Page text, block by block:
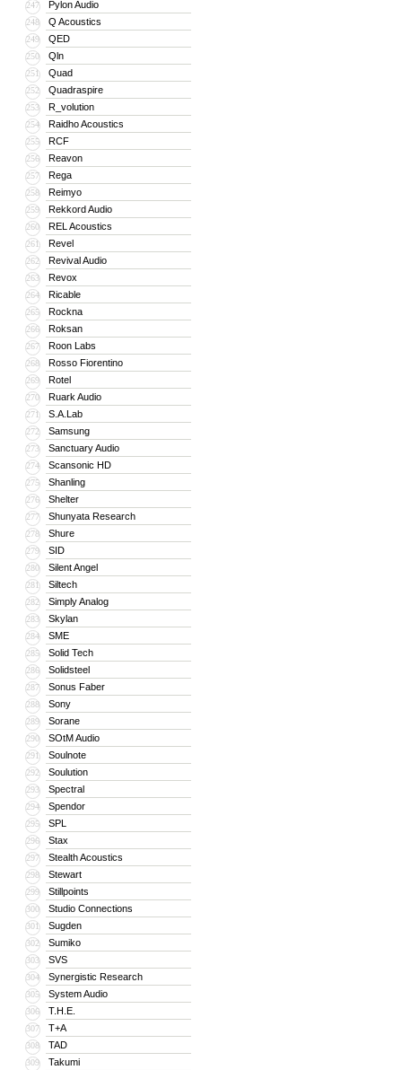
247 Pylon Audio
248 Q Acoustics
249 QED
250 Qln
251 Quad
252 Quadraspire
253 R_volution
254 Raidho Acoustics
255 RCF
256 Reavon
257 Rega
258 Reimyo
259 Rekkord Audio
260 REL Acoustics
261 Revel
262 Revival Audio
263 Revox
264 Ricable
265 Rockna
266 Roksan
267 Roon Labs
268 Rosso Fiorentino
269 Rotel
270 Ruark Audio
271 S.A.Lab
272 Samsung
273 Sanctuary Audio
274 Scansonic HD
275 Shanling
276 Shelter
277 Shunyata Research
278 Shure
279 SID
280 Silent Angel
281 Siltech
282 Simply Analog
283 Skylan
284 SME
285 Solid Tech
286 Solidsteel
287 Sonus Faber
288 Sony
289 Sorane
290 SOtM Audio
291 Soulnote
292 Soulution
293 Spectral
294 Spendor
295 SPL
296 Stax
297 Stealth Acoustics
298 Stewart
299 Stillpoints
300 Studio Connections
301 Sugden
302 Sumiko
303 SVS
304 Synergistic Research
305 System Audio
306 T.H.E.
307 T+A
308 TAD
309 Takumi